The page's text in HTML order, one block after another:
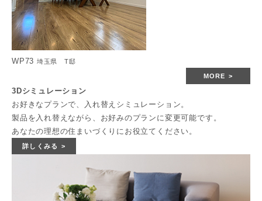
WP73 埼玉県 T邸
MORE
3Dシミュレーション
お好きなプランで、入れ替えシミュレーション。
製品を入れ替えながら、お好みのプランに変更可能です。
あなたの理想の住まいづくりにお役立てください。
詳しくみる